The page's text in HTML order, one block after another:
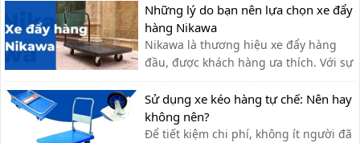
linh hoạt,do đó ta cần có cách bảo
dưỡng chính xác
Những lý do bạn nên lựa chọn xe đẩy
hàng Nikawa
Nikawa là thương hiệu xe đẩy hàng
đầu, được khách hàng ưa thích. Với sự
tiện lợi, bền đẹp, xe đẩy hàng Nikawa
chưa bao giờ khiến khách hàng thất
vọng.
Sử dụng xe kéo hàng tự chế: Nên hay
không nên?
Để tiết kiệm chi phí, không ít người đã